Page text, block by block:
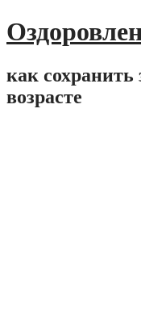
как сохранить
возрасте